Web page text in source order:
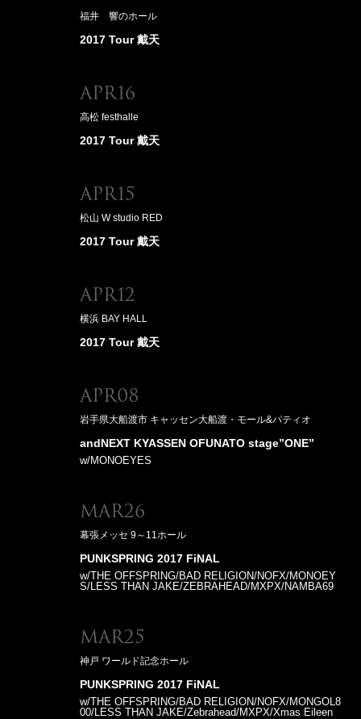
福井 響のホール
2017 Tour 戴天
Apr16
高松 festhalle
2017 Tour 戴天
Apr15
松山 W studio RED
2017 Tour 戴天
Apr12
横浜 BAY HALL
2017 Tour 戴天
Apr08
岩手県大船渡市 キャッセン大船渡・モール&パティオ
andNEXT KYASSEN OFUNATO stage”ONE”
w/MONOEYES
Mar26
幕張メッセ 9～11ホール
PUNKSPRING 2017 FiNAL
w/THE OFFSPRING/BAD RELIGION/NOFX/MONOEY
S/LESS THAN JAKE/ZEBRAHEAD/MXPX/NAMBA69
Mar25
神戸 ワールド記念ホール
PUNKSPRING 2017 FiNAL
w/THE OFFSPRING/BAD RELIGION/NOFX/MONGOL8
00/LESS THAN JAKE/Zebrahead/MXPX/Xmas Eileen